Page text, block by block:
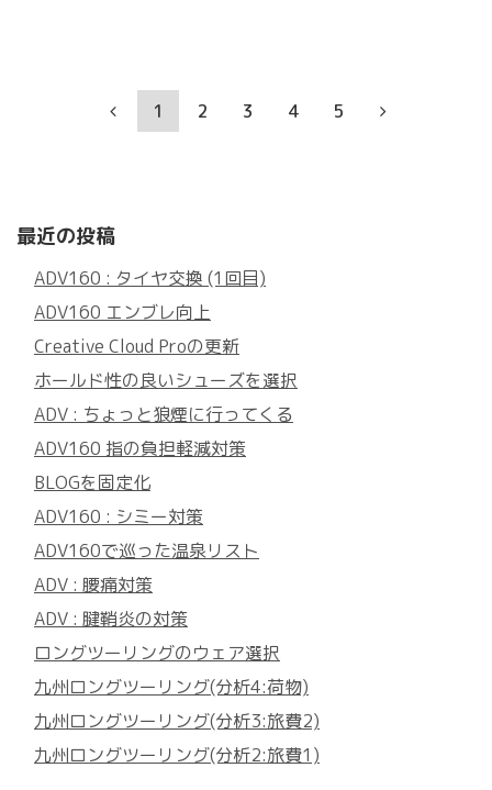
1 2 3 4 5
最近の投稿
ADV160 : タイヤ交換 (1回目)
ADV160 エンブレ向上
Creative Cloud Proの更新
ホールド性の良いシューズを選択
ADV : ちょっと狼煙に行ってくる
ADV160 指の負担軽減対策
BLOGを固定化
ADV160 : シミー対策
ADV160で巡った温泉リスト
ADV : 腰痛対策
ADV : 腱鞘炎の対策
ロングツーリングのウェア選択
九州ロングツーリング(分析4:荷物)
九州ロングツーリング(分析3:旅費2)
九州ロングツーリング(分析2:旅費1)